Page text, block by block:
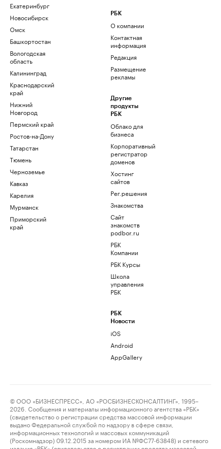
Екатеринбург
Новосибирск
Омск
Башкортостан
Вологодская
область
Калининград
Краснодарский
край
Нижний
Новгород
Пермский край
Ростов-на-Дону
Татарстан
Тюмень
Черноземье
Кавказ
Карелия
Мурманск
Приморский
край
РБК
О компании
Контактная
информация
Редакция
Размещение
рекламы
Другие
продукты
РБК
Облако для
бизнеса
Корпоративный
регистратор
доменов
Хостинг
сайтов
Рег.решения
Знакомства
Сайт
знакомств
podbor.ru
РБК
Компании
РБК Курсы
Школа
управления
РБК
РБК
Новости
iOS
Android
AppGallery
© ООО «БИЗНЕСПРЕСС», АО «РОСБИЗНЕСКОНСАЛТИНГ», 1995–
2026. Сообщения и материалы информационного агентства «РБК»
(свидетельство о регистрации средства массовой информации
выдано Федеральной службой по надзору в сфере связи,
информационных технологий и массовых коммуникаций
(Роскомнадзор) 09.12.2015 за номером ИА №ФС77-63848) и сетевого